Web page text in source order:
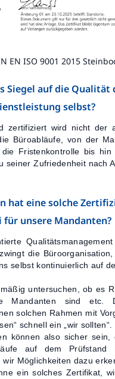
Siegel auf die Qualität
selbst?
zertifiziert wird nicht der
Büroabläufe, von der
Fristenkontrolle bis hin
seiner Zufriedenheit nach
hat eine solche
für unsere Mandanten?
die
selbst kontinuierlich auf
untersuchen, ob es
Mandanten sind etc.
solchen Rahmen mit
schnell ein „wir sollten“.
können also sicher sein,
auf dem Prüfstand
Möglichkeiten dazu
ein solches Zertifikat,